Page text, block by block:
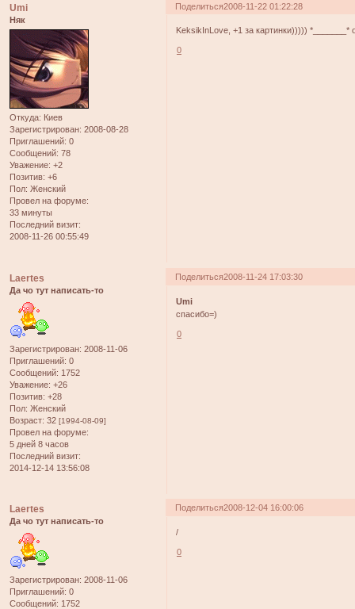
Поделиться2008-11-22 01:22:28
Umi
Няк
Откуда: Киев
Зарегистрирован: 2008-08-28
Приглашений: 0
Сообщений: 78
Уважение: +2
Позитив: +6
Пол: Женский
Провел на форуме:
33 минуты
Последний визит:
2008-11-26 00:55:49
KeksikInLove, +1 за картинки)))))
0
Поделиться2008-11-24 17:03:30
Laertes
Да чо тут написать-то
Зарегистрирован: 2008-11-06
Приглашений: 0
Сообщений: 1752
Уважение: +26
Позитив: +28
Пол: Женский
Возраст: 32 [1994-08-09]
Провел на форуме:
5 дней 8 часов
Последний визит:
2014-12-14 13:56:08
Umi
спасибо=)
0
Поделиться2008-12-04 16:00:06
Laertes
Да чо тут написать-то
Зарегистрирован: 2008-11-06
Приглашений: 0
Сообщений: 1752
/
0